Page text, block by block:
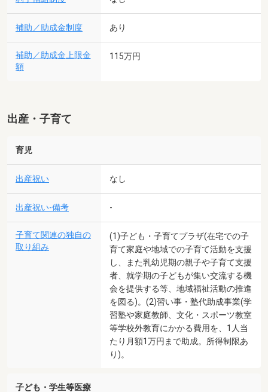
補助／助成金制度 あり
補助／助成金上限金
額
115万円
出産・子育て
育児
出産祝い なし
出産祝い-備考 -
子育て関連の独自の
取り組み
(1)子ども・子育てプラザ(在宅での子
育て家庭や地域での子育て活動を支援
し、また乳幼児期の親子や子育て支援
者、就学期の子どもが集い交流する機
会を提供する等、地域福祉活動の推進
を図る)。(2)習い事・塾代助成事業(学
習塾や家庭教師、文化・スポーツ教室
等学校外教育にかかる費用を、1人当
たり月額1万円まで助成。所得制限あ
り)。
子ども・学生等医療